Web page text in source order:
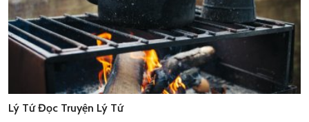
Lý Tứ Đọc Truyện Lý Tứ